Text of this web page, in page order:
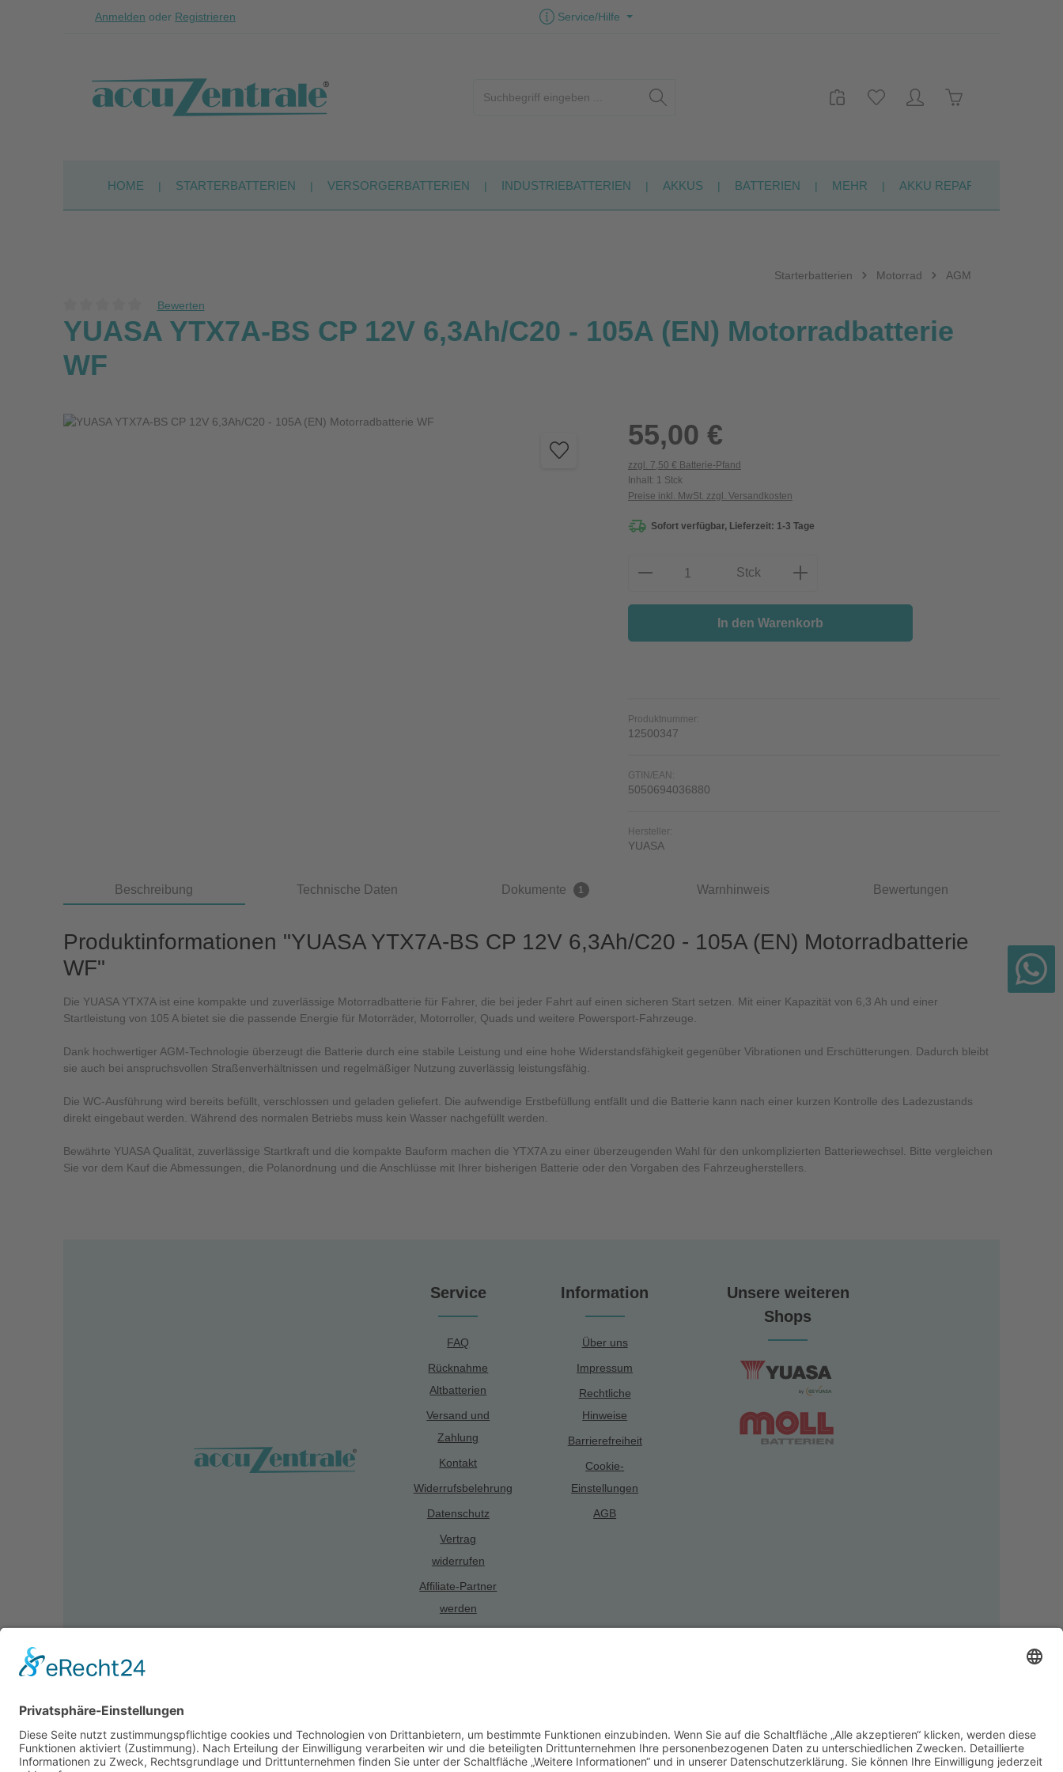
Zum Hauptinhalt springen
Zur Suche springen
Zur Hauptnavigation springen
Anmelden oder Registrieren Service/Hilfe
HOME STARTERBATTERIEN VERSORGERBATTERIEN INDUSTRIEBATTERIEN AKKUS BATTERIEN MEHR AKKU REPARATUR
Starterbatterien Motorrad AGM
Durchschnittliche Bewertung von 0 von 5 Sternen
Bewerten
YUASA YTX7A-BS CP 12V 6,3Ah/C20 - 105A (EN) Motorradbatterie
WF
Bildergalerie überspringen 55,00 €
zzgl. 7,50 € Batterie-Pfand
Inhalt: 1 Stck
Preise inkl. MwSt. zzgl. Versandkosten
Sofort verfügbar, Lieferzeit: 1-3 Tage
Produkt Anzahl: Gib den gewünschten Wert ein
Stck
In den Warenkorb
Produktnummer:
12500347
GTIN/EAN:
5050694036880
Hersteller:
YUASA
Beschreibung Technische Daten Dokumente 1 Warnhinweis Bewertungen
Produktinformationen "YUASA YTX7A-BS CP 12V 6,3Ah/C20 - 105A (EN) Motorradbatterie
WF"
Die YUASA YTX7A ist eine kompakte und zuverlässige Motorradbatterie für Fahrer, die bei jeder Fahrt auf einen sicheren Start setzen. Mit einer Kapazität von 6,3 Ah und einer
Startleistung von 105 A bietet sie die passende Energie für Motorräder, Motorroller, Quads und weitere Powersport-Fahrzeuge.
Dank hochwertiger AGM-Technologie überzeugt die Batterie durch eine stabile Leistung und eine hohe Widerstandsfähigkeit gegenüber Vibrationen und Erschütterungen. Dadurch bleibt
sie auch bei anspruchsvollen Straßenverhältnissen und regelmäßiger Nutzung zuverlässig leistungsfähig.
Die WC-Ausführung wird bereits befüllt, verschlossen und geladen geliefert. Die aufwendige Erstbefüllung entfällt und die Batterie kann nach einer kurzen Kontrolle des Ladezustands
direkt eingebaut werden. Während des normalen Betriebs muss kein Wasser nachgefüllt werden.
Bewährte YUASA Qualität, zuverlässige Startkraft und die kompakte Bauform machen die YTX7A zu einer überzeugenden Wahl für den unkomplizierten Batteriewechsel. Bitte vergleichen
Sie vor dem Kauf die Abmessungen, die Polanordnung und die Anschlüsse mit Ihrer bisherigen Batterie oder den Vorgaben des Fahrzeugherstellers.
Service
FAQ
Rücknahme
Altbatterien
Versand und
Zahlung
Kontakt
Widerrufsbelehrung
Datenschutz
Vertrag
widerrufen
Affiliate-Partner
werden
Information
Über uns
Impressum
Rechtliche
Hinweise
Barrierefreiheit
Cookie-
Einstellungen
AGB
Unsere weiteren
Shops